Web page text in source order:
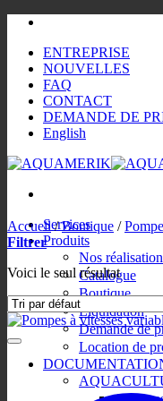
Passer
contenuENTREPRISE
NOUVELLES
FAQ
CONTACT
DEMANDE DE
English
Services
Produits
Nos
Catalogue
Boutique
Liquidation
Demande de
Location de
Accueil / Boutique /
Filtrer
Voici le seul résultat